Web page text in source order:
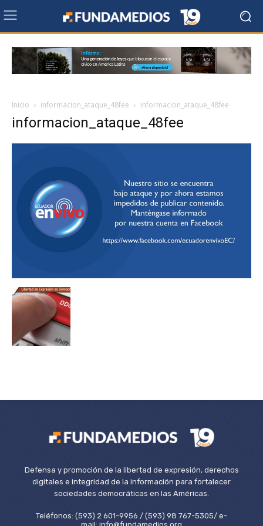
Inicio informacion_ataque_48fee informacion_ataque_48fee
informacion_ataque_48fee
Defensa y promoción de la libertad de expresión, derechos
digitales e integridad de la información para fortalecer
sociedades democráticas en las Américas.
Teléfonos: (593) 2 601-9956 / (593) 98 767-5305/ e-